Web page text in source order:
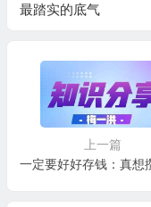
最踏实的底气
上一篇